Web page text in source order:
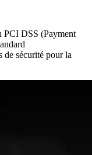
PCI DSS (Payment
de sécurité pour la